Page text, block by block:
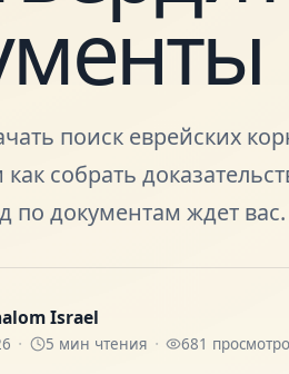
поиск еврейских
собрать
по документам ждет вас.
Israel
5 мин чтения 681